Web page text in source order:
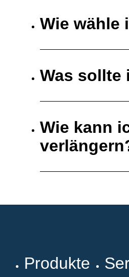
Wie wähle
Was sollte
Wie kann
Produkte